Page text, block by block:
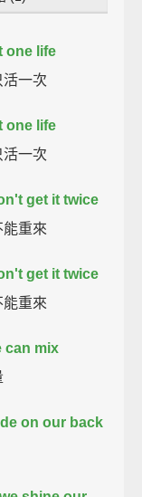
one life
一次
one life
一次
get it twice
重來
get it twice
重來
can mix
on our back